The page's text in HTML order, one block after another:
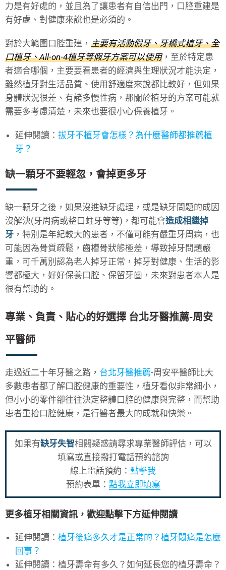
力是有好處的，並且為了讓患者有自信出門，口腔重建是
有好處、對健康來說也是必須的。
對於大範圍口腔重建， 主要有活動假牙、牙橋式植牙、全
口植牙、All-on-4植牙等假牙方案可以使用，至於特定患
者適合哪個，主要要看患者的經濟與生理狀況才能決定，
雖然植牙對生活品質、使用舒適度來說都比較好，但如果
身體狀況很差、有諸多慢性病，那關於植牙的方案可能就
需要多考慮清楚，未來也要很小心保養植牙。
延伸閱讀： 拔牙不植牙會怎樣？為什麼醫師都推薦植
牙？
缺一顆牙不要輕忽，會掉更多牙
缺一顆牙之後，如果沒進缺牙處理，或是缺牙問題的成因
沒解決(牙周病或整口蛀牙等等)，都可能會造成相繼掉
牙 ，特別是年紀較大的患者，不僅可能有嚴重牙周病，也
可能因為骨質疏鬆，齒槽骨狀態極差，導致掉牙問題嚴
重，可千萬別認為老人掉牙正常，掉牙對健康、生活的影
響都極大，好好保養口腔、保留牙齒，未來對患者本人是
很有幫助的。
專業、負責、貼心的好選擇 台北牙醫推薦-周安
平醫師
走過近二十年牙醫之路， 台北牙醫推薦-周安平醫師比大
多數患者都了解口腔健康的重要性，植牙看似非常細小，
但小小的零件卻往往決定整體口腔的健康與完整，而幫助
患者重拾口腔健康，是行醫者最大的成就和快樂。
如果有缺牙失智相關疑惑請尋求專業醫師評估，可以
填寫或直接撥打電話預約諮詢
線上電話預約： 點擊我
預約表單： 點我立即填寫
更多植牙相關資訊，歡迎點擊下方延伸閱讀
延伸閱讀： 植牙後痛多久才是正常的？植牙悶痛是怎麼
回事？
延伸閱讀： 植牙壽命有多久？如何延長您的植牙壽命？